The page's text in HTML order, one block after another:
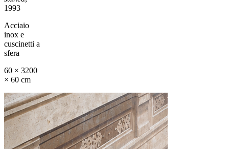
1993
Acciaio
inox e
cuscinetti a
sfera
60 × 3200
× 60 cm